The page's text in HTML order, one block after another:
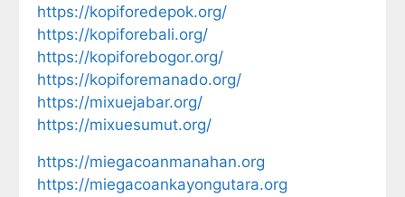
https://kopiforedepok.org/
https://kopiforebali.org/
https://kopiforebogor.org/
https://kopiforemanado.org/
https://mixuejabar.org/
https://mixuesumut.org/
https://miegacoanmanahan.org
https://miegacoankayongutara.org